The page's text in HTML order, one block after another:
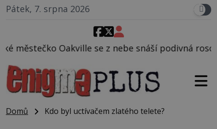
Pátek, 7. srpna 2026
nebe snáší podivná rosolovitá látka neznámého
Domů Kdo byl uctívačem zlatého telete?